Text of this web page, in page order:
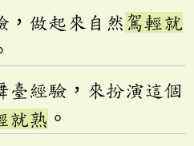
，做起來自然 駕輕就
臺經驗，來扮演這個
就熟 。